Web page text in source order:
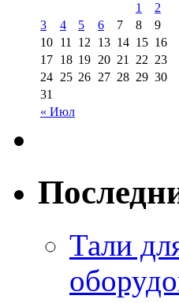
« Июл
1
2
3
4 5 6 7 8
9
10 11 12 13 14 15 16
17 18 19 20 21 22 23
24 25 26 27 28 29 30
31
Тали